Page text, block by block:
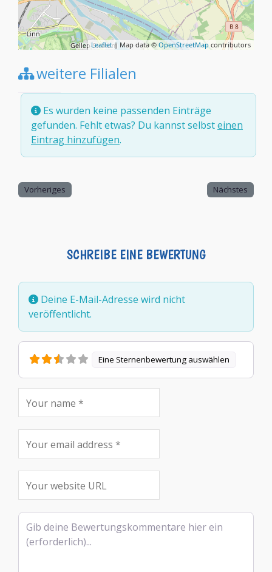
Leaflet| Map data © OpenStreetMap contributors
weitere Filialen
Es wurden keine passenden Einträge
gefunden. Fehlt etwas? Du kannst selbsteinen
Eintrag hinzufügen.
Vorheriges Nächstes
SCHREIBE EINE BEWERTUNG
Deine E-Mail-Adresse wird nicht
veröffentlicht.
Eine Sternenbewertung auswählen
Rezensionstext